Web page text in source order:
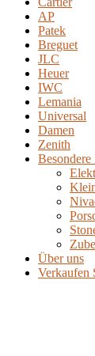
AP
Patek
Breguet
JLC
Heuer
IWC
Lemania
Universal
Damen
Zenith
Besondere
Über uns
Verkaufen